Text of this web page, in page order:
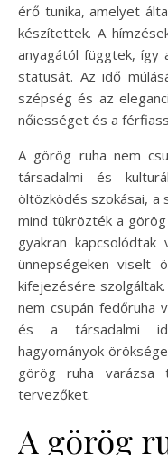
érő tunika, amelyet
készítettek. A
anyagától függtek, így
statusát. Az idő
szépség és az
nőiességet és a
A görög ruha nem
társadalmi és
öltözködés szokásai, a
mind tükrözték a
gyakran kapcsolódtak
ünnepségeken
kifejezésére
nem csupán fedőruha
és a társadalmi
hagyományok
görög ruha varázsa
tervezőket.
A görög